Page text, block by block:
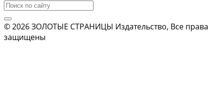
© 2026 ЗОЛОТЫЕ СТРАНИЦЫ Издательство, Все права
защищены